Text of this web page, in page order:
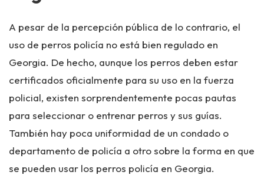
A pesar de la percepción pública de lo contrario, el
uso de perros policía no está bien regulado en
Georgia. De hecho, aunque los perros deben estar
certificados oficialmente para su uso en la fuerza
policial, existen sorprendentemente pocas pautas
para seleccionar o entrenar perros y sus guías.
También hay poca uniformidad de un condado o
departamento de policía a otro sobre la forma en que
se pueden usar los perros policía en Georgia.